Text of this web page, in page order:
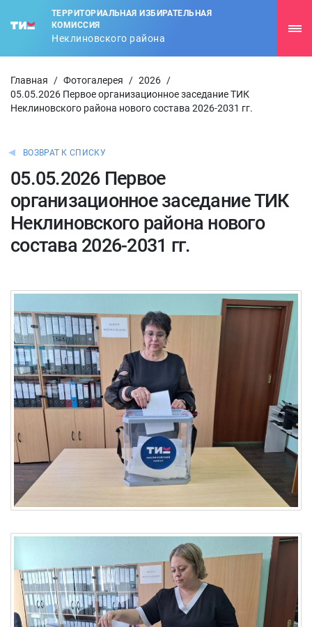
ТЕРРИТОРИАЛЬНАЯ ИЗБИРАТЕЛЬНАЯ
КОМИССИЯ
Неклиновского района
Главная / Фотогалерея / 2026 /
05.05.2026 Первое организационное заседание ТИК
Неклиновского района нового состава 2026-2031 гг.
ВОЗВРАТ К СПИСКУ
05.05.2026 Первое
организационное заседание ТИК
Неклиновского района нового
состава 2026-2031 гг.